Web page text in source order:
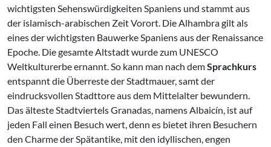
wichtigsten Sehenswürdigkeiten Spaniens und stammt aus
der islamisch-arabischen Zeit Vorort. Die Alhambra gilt als
eines der wichtigsten Bauwerke Spaniens aus der Renaissance
Epoche. Die gesamte Altstadt wurde zum UNESCO
Weltkulturerbe ernannt. So kann man nach demSprachkurs
entspannt die Überreste der Stadtmauer, samt der
eindrucksvollen Stadttore aus dem Mittelalter bewundern.
Das älteste Stadtviertels Granadas, namens Albaicín, ist auf
jeden Fall einen Besuch wert, denn es bietet ihren Besuchern
den Charme der Spätantike, mit den idyllischen, engen